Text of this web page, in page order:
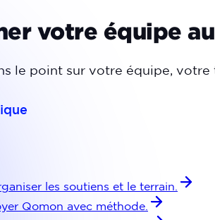
votre équipe
le point sur votre équipe,
les soutiens et le terrain.
Qomon avec méthode.